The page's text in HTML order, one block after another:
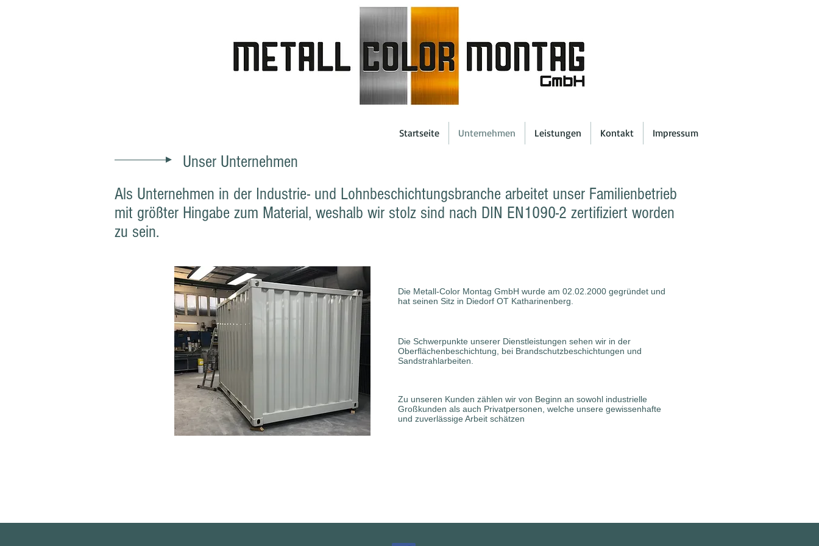
Startseite Unternehmen Leistungen Kontakt Impressum
Unser Unternehmen
Als Unternehmen in der Industrie- und Lohnbeschichtungsbranche arbeitet unser Familienbetrieb
mit größter Hingabe zum Material, weshalb wir stolz sind nach DIN EN1090-2 zertifiziert worden
zu sein.
Die Metall-Color Montag GmbH wurde am 02.02.2000 gegründet und
hat seinen Sitz in Diedorf OT Katharinenberg.
Die Schwerpunkte unserer Dienstleistungen sehen wir in der
Oberflächenbeschichtung, bei Brandschutzbeschichtungen und
Sandstrahlarbeiten.
Zu unseren Kunden zählen wir von Beginn an sowohl industrielle
Großkunden als auch Privatpersonen, welche unsere gewissenhafte
und zuverlässige Arbeit schätzen